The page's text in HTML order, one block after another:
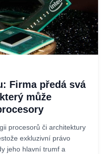
Firma předá svá
může
procesorů či architektury
exkluzivní právo
jeho hlavní trumf a